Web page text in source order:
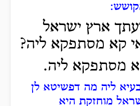
ארץ ישראל
קא מסתפקא ליה?
מסתפקא ליה.
ליה מה דפשיטא לן
מוחזקת היא